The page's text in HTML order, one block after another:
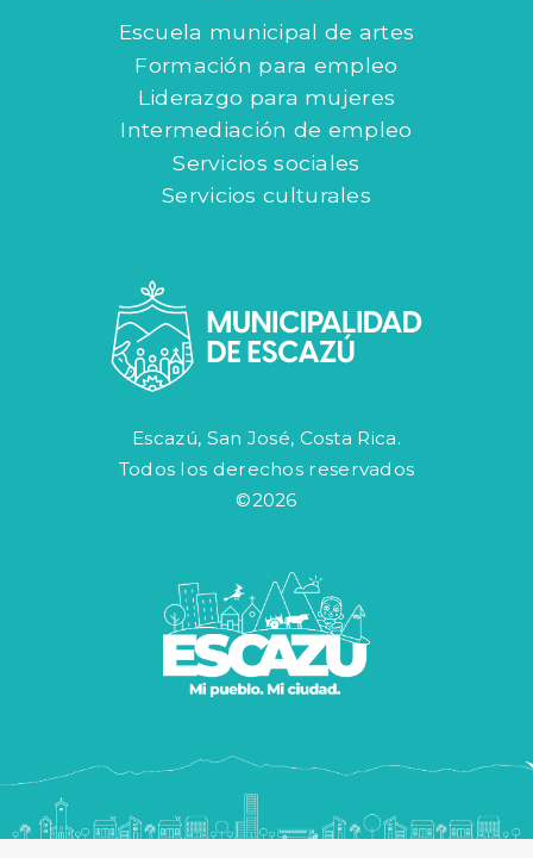
Escuela municipal de artes
Formación para empleo
Liderazgo para mujeres
Intermediación de empleo
Servicios sociales
Servicios culturales
Escazú, San José, Costa Rica.
Todos los derechos reservados
©2026